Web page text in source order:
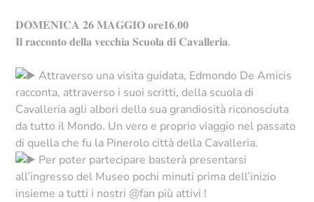
𝐃𝐎𝐌𝐄𝐍𝐈𝐂𝐀 𝟐𝟔 𝐌𝐀𝐆𝐆𝐈𝐎 𝐨𝐫𝐞𝟏𝟔,𝟎𝟎
𝐈𝐥 𝐫𝐚𝐜𝐜𝐨𝐧𝐭𝐨 𝐝𝐞𝐥𝐥𝐚 𝐯𝐞𝐜𝐜𝐡𝐢𝐚 𝐒𝐜𝐮𝐨𝐥𝐚 𝐝𝐢 𝐂𝐚𝐯𝐚𝐥𝐥𝐞𝐫𝐢𝐚.
Attraverso una visita guidata, Edmondo De Amicis
racconta, attraverso i suoi scritti, della scuola di
Cavalleria agli albori della sua grandiosità riconosciuta
da tutto il Mondo. Un vero e proprio viaggio nel passato
di quella che fu la Pinerolo città della Cavalleria.
Per poter partecipare basterà presentarsi
all’ingresso del Museo pochi minuti prima dell’inizio
insieme a tutti i nostri @fan più attivi !